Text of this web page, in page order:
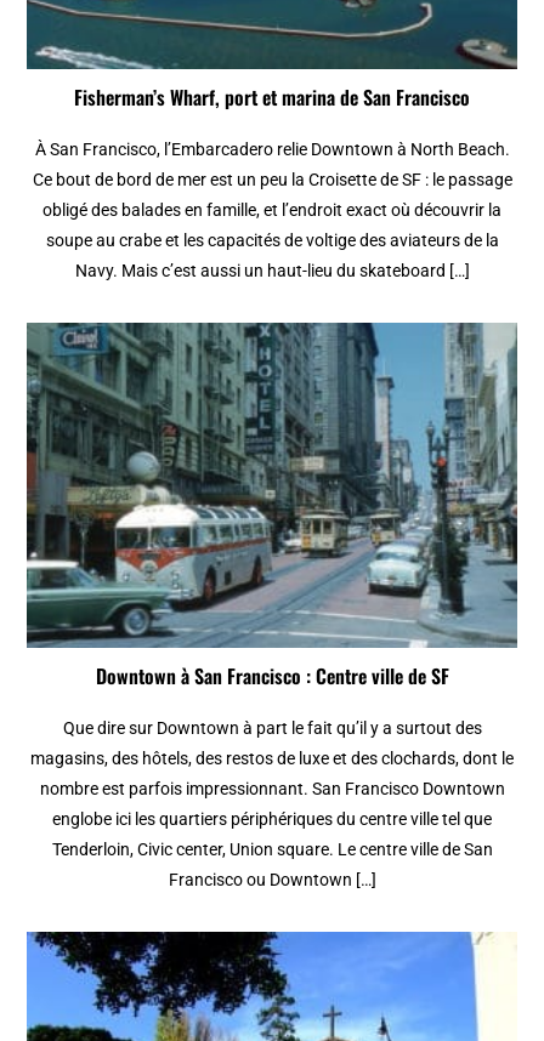
Fisherman’s Wharf, port et marina de San Francisco
À San Francisco, l’Embarcadero relie Downtown à North Beach.
Ce bout de bord de mer est un peu la Croisette de SF : le passage
obligé des balades en famille, et l’endroit exact où découvrir la
soupe au crabe et les capacités de voltige des aviateurs de la
Navy. Mais c’est aussi un haut-lieu du skateboard […]
Downtown à San Francisco : Centre ville de SF
Que dire sur Downtown à part le fait qu’il y a surtout des
magasins, des hôtels, des restos de luxe et des clochards, dont le
nombre est parfois impressionnant. San Francisco Downtown
englobe ici les quartiers périphériques du centre ville tel que
Tenderloin, Civic center, Union square. Le centre ville de San
Francisco ou Downtown […]